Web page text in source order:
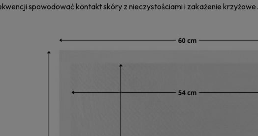
spowodować kontakt skóry z nieczystościami i zakażenie krzyżowe.